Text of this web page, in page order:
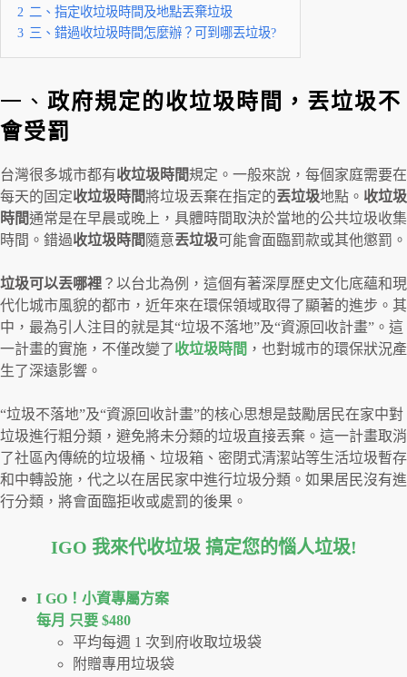
2 二、指定收垃圾時間及地點丟棄垃圾
3 三、錯過收垃圾時間怎麼辦？可到哪丟垃圾?
一、 政府規定的收垃圾時間，丟垃圾不
會受罰
台灣很多城市都有收垃圾時間規定。一般來說，每個家庭需要在
每天的固定收垃圾時間將垃圾丟棄在指定的丟垃圾地點。 收垃圾
時間通常是在早晨或晚上，具體時間取決於當地的公共垃圾收集
時間。錯過收垃圾時間 隨意丟垃圾可能會面臨罰款或其他懲罰。
垃圾可以丟哪裡 ？以台北為例，這個有著深厚歷史文化底蘊和現
代化城市風貌的都市，近年來在環保領域取得了顯著的進步。其
中，最為引人注目的就是其“垃圾不落地”及“資源回收計畫”。這
一計畫的實施，不僅改變了收垃圾時間 ，也對城市的環保狀況產
生了深遠影響。
“垃圾不落地”及“資源回收計畫”的核心思想是鼓勵居民在家中對
垃圾進行粗分類，避免將未分類的垃圾直接丟棄。這一計畫取消
了社區內傳統的垃圾桶、垃圾箱、密閉式清潔站等生活垃圾暫存
和中轉設施，代之以在居民家中進行垃圾分類。如果居民沒有進
行分類，將會面臨拒收或處罰的後果。
IGO 我來代收垃圾 搞定您的惱人垃圾!
I GO！⼩資專屬⽅案
每月 只要 $480
平均每週 1 次到府收取垃圾袋
附贈專用垃圾袋